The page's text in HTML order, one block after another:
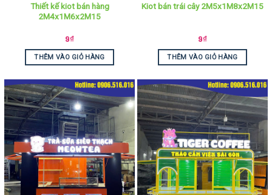
Thiết kế kiot bán hàng
2M4x1M6x2M15
9₫
THÊM VÀO GIỎ HÀNG
Kiot bán trái cây 2M5x1M8x2M15
9₫
THÊM VÀO GIỎ HÀNG